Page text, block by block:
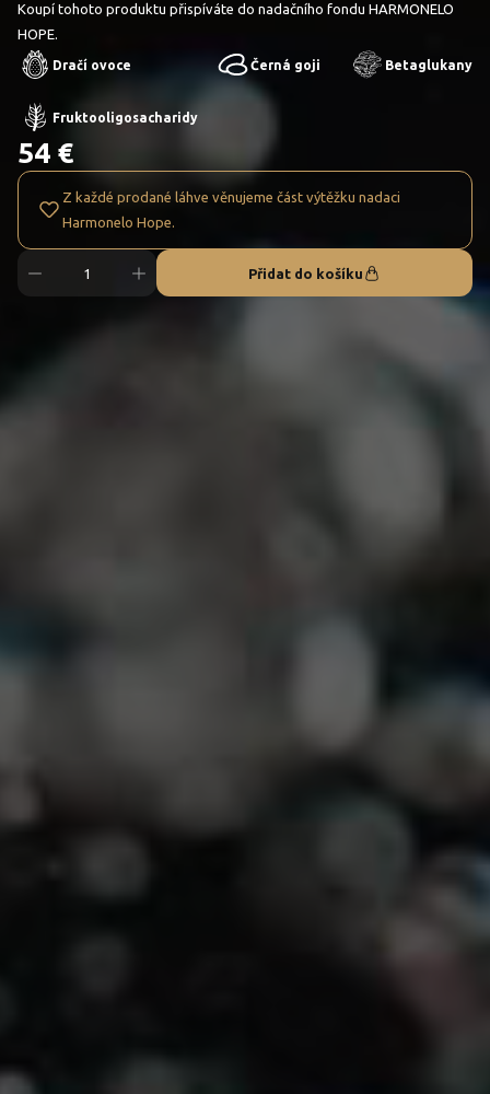
Koupí tohoto produktu přispíváte do nadačního fondu HARMONELO
HOPE.
Dračí ovoce Černá goji Betaglukany
Fruktooligosacharidy
54 €
Z každé prodané láhve věnujeme část výtěžku nadaci
Harmonelo Hope.
Přidat do košíku